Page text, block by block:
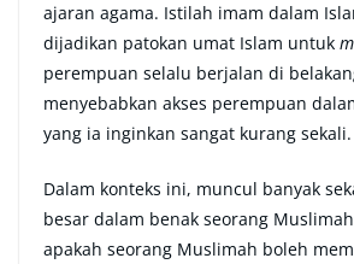
ajaran agama. Istilah imam dalam
dijadikan patokan umat Islam untuk
perempuan selalu berjalan di
menyebabkan akses perempuan
yang ia inginkan sangat kurang sekali.
Dalam konteks ini, muncul banyak
besar dalam benak seorang
apakah seorang Muslimah boleh